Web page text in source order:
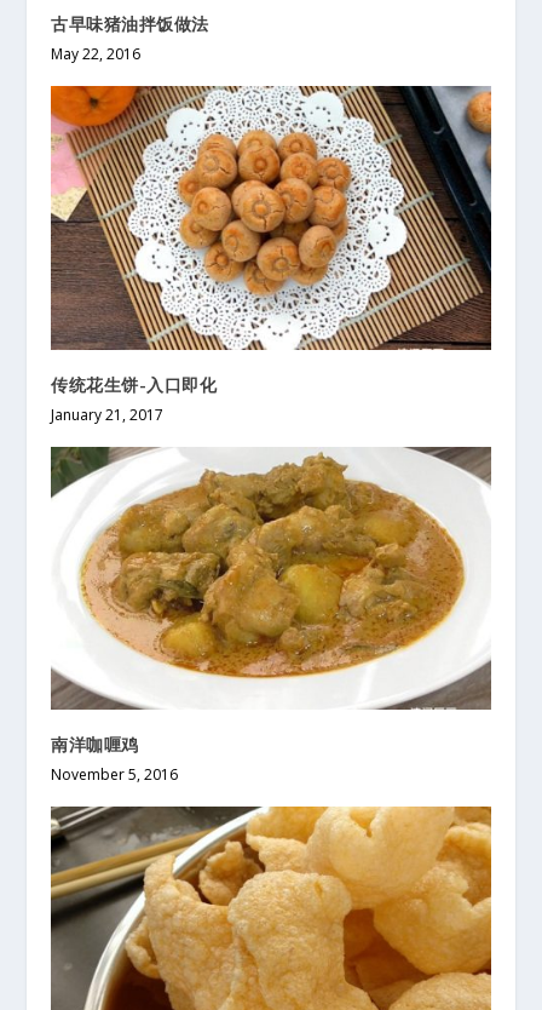
古早味猪油拌饭做法
May 22, 2016
传统花生饼-入口即化
January 21, 2017
南洋咖喱鸡
November 5, 2016